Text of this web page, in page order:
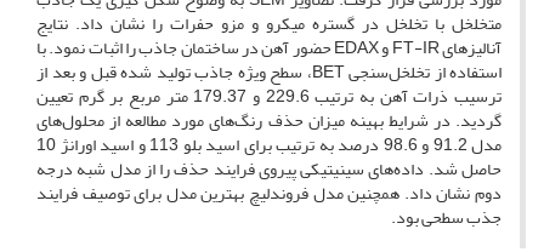
متخلخل با تخلخل در گستره میکرو و مزو حفرات را نشان داد. نتایج
آنالیزهای FT-IR و EDAX حضور آهن در ساختمان جاذب را اثبات نمود. با
استفاده از تخلخل‌سنجی BET، سطح ویژه جاذب تولید شده قبل و بعد از
ترسیب ذرات آهن به ترتیب 229.6 و 179.37 متر مربع بر گرم تعیین
گردید. در شرایط بهینه میزان حذف رنگ‌های مورد مطالعه از محلول‌های
مدل 91.2 و 98.6 درصد به ترتیب برای اسید بلو 113 و اسید اورانژ 10
حاصل شد. داده‌های سینیتیکی پیروی فرایند‌ حذف را از مدل شبه درجه
دوم نشان داد. همچنین مدل فروندلیچ بهترین مدل برای توصیف فرایند‌
جذب سطحی بود.